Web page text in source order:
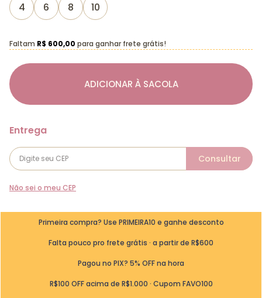
4
6 8 10
ADICIONAR À SACOLA
Faltam R$ 600,00 para ganhar frete grátis!
Não sei o meu CEP
Primeira compra? Use PRIMEIRA10 e ganhe desconto
Falta pouco pro frete grátis · a partir de R$600
Pagou no PIX? 5% OFF na hora
R$100 OFF acima de R$1.000 · Cupom FAVO100